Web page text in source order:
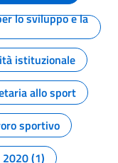
lo sviluppo e la
istituzionale
allo sport
sportivo
(1)